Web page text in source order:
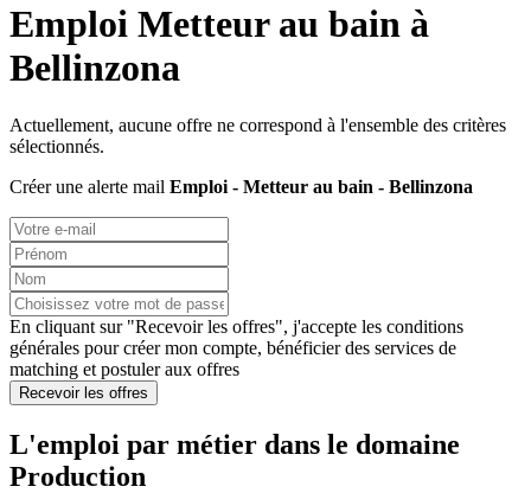
Emploi Metteur au bain à
Bellinzona
Actuellement, aucune offre ne correspond à l'ensemble des critères
sélectionnés.
Créer une alerte mail Emploi - Metteur au bain - Bellinzona
En cliquant sur "Recevoir les offres", j'accepte les conditions
générales pour créer mon compte, bénéficier des services de
matching et postuler aux offres
Recevoir les offres
L'emploi par métier dans le domaine
Production